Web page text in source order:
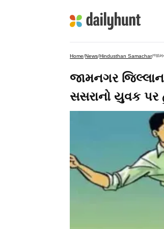
Home/News/Hindusthan Samachar/
જામનગર
સસરાનો યુવક પર